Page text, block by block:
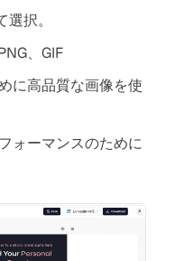
択。
、GIF
に高品質な画像を使
ォーマンスのために